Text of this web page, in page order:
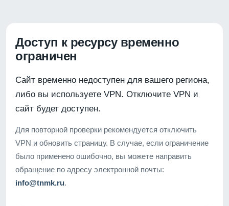
Доступ к ресурсу временно
ограничен
Сайт временно недоступен для вашего региона,
либо вы используете VPN. Отключите VPN и
сайт будет доступен.
Для повторной проверки рекомендуется отключить
VPN и обновить страницу. В случае, если ограничение
было применено ошибочно, вы можете направить
обращение по адресу электронной почты:
info@tnmk.ru.